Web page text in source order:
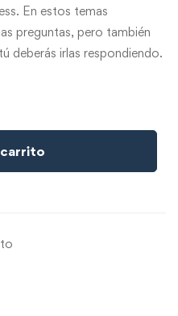
En estos temas
preguntas, pero también
deberás irlas respondiendo.